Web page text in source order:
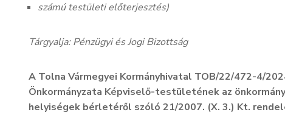
számú testületi előterjesztés)
Tárgyalja: Pénzügyi és Jogi Bizottság
A Tolna Vármegyei Kormányhivatal TOB/22/472-4/
Önkormányzata Képviselő-testületének az
helyiségek bérletéről szóló 21/2007. (X. 3.) Kt.